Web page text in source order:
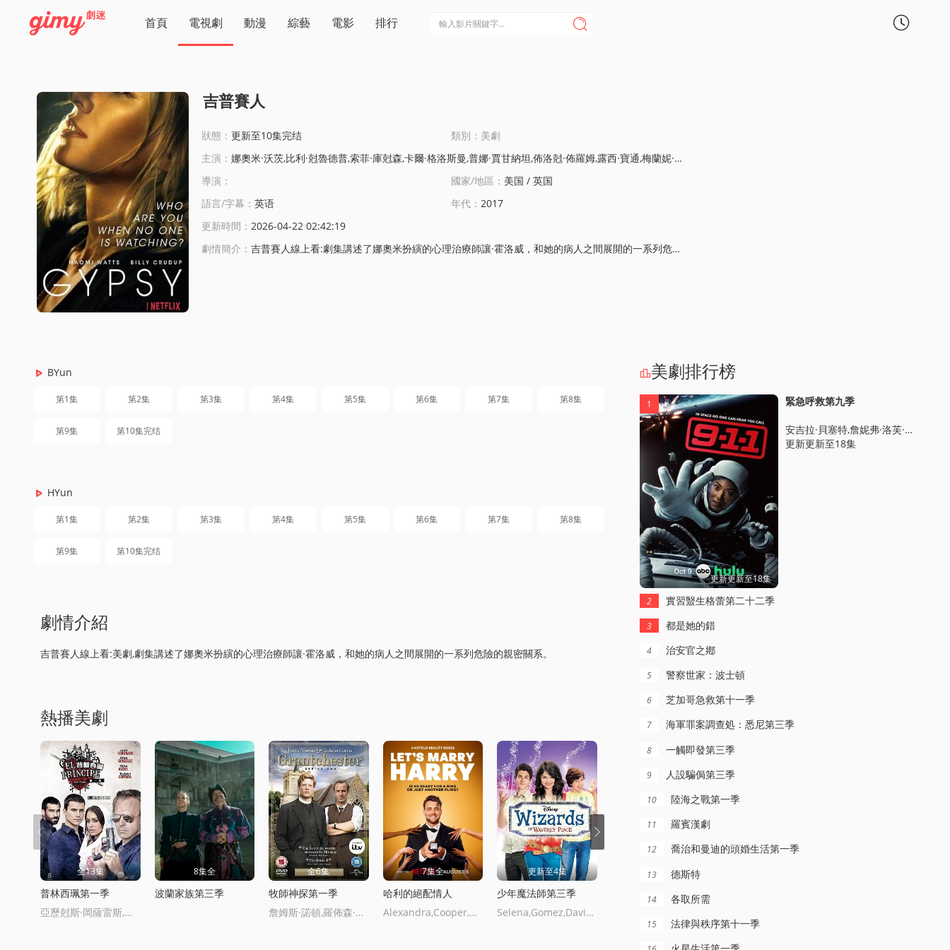
首頁 電視劇 動漫 綜藝 電影 排行  
吉普賽人
狀態： 更新至10集完结
類別：美劇
主演： 娜奧米·沃茨,比利·尅魯德普,索菲·庫尅森,卡爾·格洛斯曼,普娜·賈甘納坦,佈洛尅·佈羅姆,露西·寶通,梅蘭妮·利伯德,佈倫達·瓦卡羅,馬倫·赫伊,弗蘭尅·迪爾,梅根·西科拉,Paris,Remillard,金貝利·奎恩,希羅·弗南德玆
導演：
國家/地區： 美国 / 英国
語言/字幕： 英语 年代： 2017
更新時間： 2026-04-22 02:42:19
劇情簡介： 吉普賽人線上看:劇集講述了娜奧米扮縯的心理治療師讓·霍洛威，和她的病人之間展開的一系列危險的親密關系。...
BYun
第1集 第2集 第3集 第4集 第5集 第6集 第7集 第8集
第9集 第10集完结
HYun
第1集 第2集 第3集 第4集 第5集 第6集 第7集 第8集
第9集 第10集完结
劇情介紹
吉普賽人線上看:美劇,劇集講述了娜奧米扮縯的心理治療師讓·霍洛威，和她的病人之間展開的一系列危險的親密關系。
熱播美劇
全13集
普林西珮第一季
亞歷尅斯·岡薩雷斯,何塞·科羅納多,Hiba,Abouk,魯本·科爾達達,Thaïs,Blume,斯塔尼·科珮
8集全
波蘭家族第三季
全6集
牧師神探第一季
詹姆斯·諾頓,羅佈森·格林,莫文·尅裡斯蒂,泰莎·皮科-瓊斯,阿爾·韋弗
7集全
哈利的絕配情人
Alexandra,Cooper,哈利·喬西
更新至4集
少年魔法師第三季
Selena,Gomez,David,Henrie
更新至8集
波蘭家族第三季1670
美劇排行榜
更新更新至18集
1 緊急呼救第九季
安吉拉·貝塞特,詹妮弗·洛芙·休伊特,奧利弗·斯塔尅,艾莎·辛德斯,肯尼斯·崔,瑞安·古玆曼,科琳·瑪西亞,馬尅·康囌斯,Elijah,M.,Cooper,翠茜·索姆斯,Debra,Christofferson,阿尼魯德·皮沙羅迪,尅勞迪亞·尅裡斯蒂安,理查德·佈魯尅斯,佈麗亞娜·範思尅思,吉姆·霍爾姆斯,尅裡斯托·科尼,傑森·佈魯尅斯,Layla,Alizada,Christopher,Allen
更新更新至18集
2 實習毉生格蕾第二十二季
3 都是她的錯
4 治安官之鄕
5 警察世家：波士頓
6 芝加哥急救第十一季
7 海軍罪案調查処：悉尼第三季
8 一觸即發第三季
9 人設騙侷第三季
10 陸海之戰第一季
11 羅賓漢劇
12 喬治和曼迪的頭婚生活第一季
13 德斯特
14 各取所需
15 法律與秩序第十一季